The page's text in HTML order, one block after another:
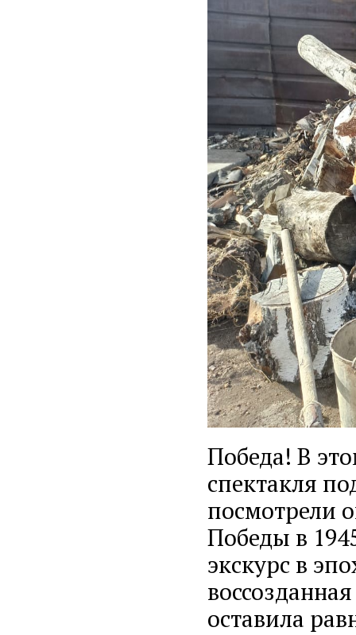
Победа! В
спектакля
посмотрели
Победы в
экскурс в
оставила